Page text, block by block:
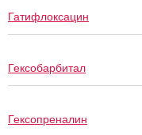
Гатифлоксацин
Гексобарбитал
Гексопреналин